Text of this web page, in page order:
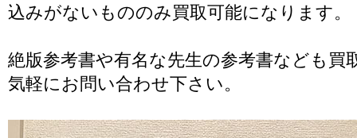
込みがないもののみ買取可能になります。
絶版参考書や有名な先生の参考書なども買
気軽にお問い合わせ下さい。